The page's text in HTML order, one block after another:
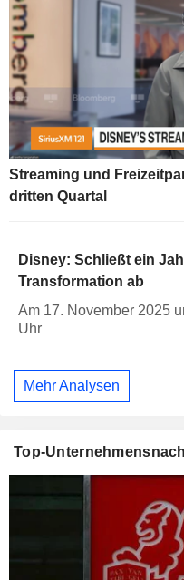
Streaming und
dritten Quartal
Disney: Schließt ein
Transformation ab
Am 17. November 2025
Uhr
Mehr Analysen
Top-